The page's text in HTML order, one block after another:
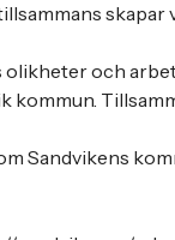
skapar
olikheter och
kommun.
Sandvikens